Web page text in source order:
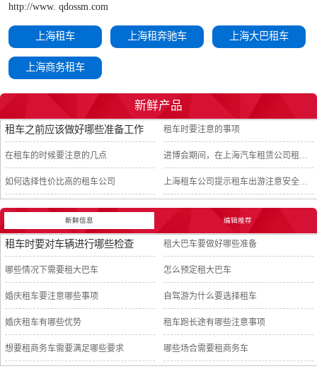
http://www. qdossm.com
上海租车 上海租奔驰车 上海大巴租车
上海商务租车
新鲜产品
租车之前应该做好哪些准备工作 租车时要注意的事项
在租车的时候要注意的几点 进博会期间，在上海汽车租赁公司租车须知
如何选择性价比高的租车公司 上海租车公司提示租车出游注意安全事项
新鲜信息 编辑推荐
租车时要对车辆进行哪些检查 租大巴车要做好哪些准备
哪些情况下需要租大巴车 怎么预定租大巴车
婚庆租车要注意哪些事项 自驾游为什么要选择租车
婚庆租车有哪些优势 租车跑长途有哪些注意事项
想要租商务车需要满足哪些要求 哪些场合需要租商务车